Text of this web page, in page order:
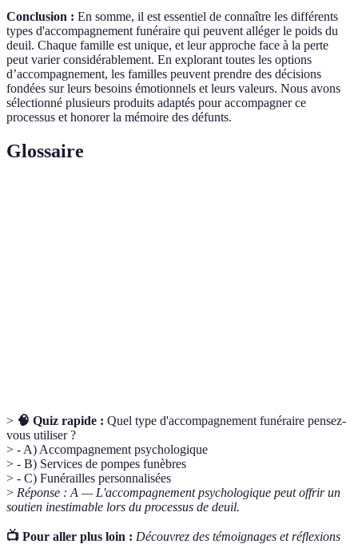
Conclusion : En somme, il est essentiel de connaître les différents
types d'accompagnement funéraire qui peuvent alléger le poids du
deuil. Chaque famille est unique, et leur approche face à la perte
peut varier considérablement. En explorant toutes les options
d’accompagnement, les familles peuvent prendre des décisions
fondées sur leurs besoins émotionnels et leurs valeurs. Nous avons
sélectionné plusieurs produits adaptés pour accompagner ce
processus et honorer la mémoire des défunts.
Glossaire
> 🧠 Quiz rapide : Quel type d'accompagnement funéraire pensez-
vous utiliser ?
> - A) Accompagnement psychologique
> - B) Services de pompes funèbres
> - C) Funérailles personnalisées
> Réponse : A — L'accompagnement psychologique peut offrir un
soutien inestimable lors du processus de deuil.
📺 Pour aller plus loin : Découvrez des témoignages et réflexions